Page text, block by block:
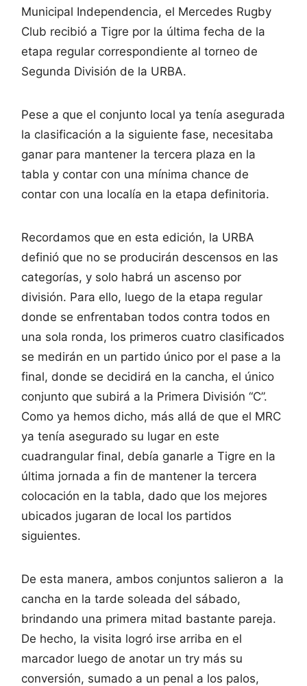
Municipal Independencia, el Mercedes Rugby
Club recibió a Tigre por la última fecha de la
etapa regular correspondiente al torneo de
Segunda División de la URBA.
Pese a que el conjunto local ya tenía asegurada
la clasificación a la siguiente fase, necesitaba
ganar para mantener la tercera plaza en la
tabla y contar con una mínima chance de
contar con una localía en la etapa definitoria.
Recordamos que en esta edición, la URBA
definió que no se producirán descensos en las
categorías, y solo habrá un ascenso por
división. Para ello, luego de la etapa regular
donde se enfrentaban todos contra todos en
una sola ronda, los primeros cuatro clasificados
se medirán en un partido único por el pase a la
final, donde se decidirá en la cancha, el único
conjunto que subirá a la Primera División “C”.
Como ya hemos dicho, más allá de que el MRC
ya tenía asegurado su lugar en este
cuadrangular final, debía ganarle a Tigre en la
última jornada a fin de mantener la tercera
colocación en la tabla, dado que los mejores
ubicados jugaran de local los partidos
siguientes.
De esta manera, ambos conjuntos salieron a la
cancha en la tarde soleada del sábado,
brindando una primera mitad bastante pareja.
De hecho, la visita logró irse arriba en el
marcador luego de anotar un try más su
conversión, sumado a un penal a los palos,